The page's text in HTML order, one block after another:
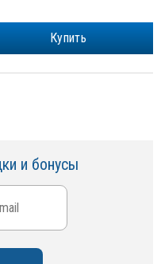
Купить
и бонусы